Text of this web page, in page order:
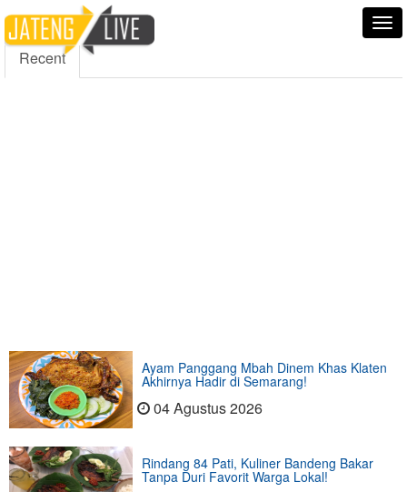
5000 Fans Followers
Recent
Ayam Panggang Mbah Dinem Khas Klaten
Akhirnya Hadir di Semarang!
04 Agustus 2026
Rindang 84 Pati, Kuliner Bandeng Bakar
Tanpa Duri Favorit Warga Lokal!